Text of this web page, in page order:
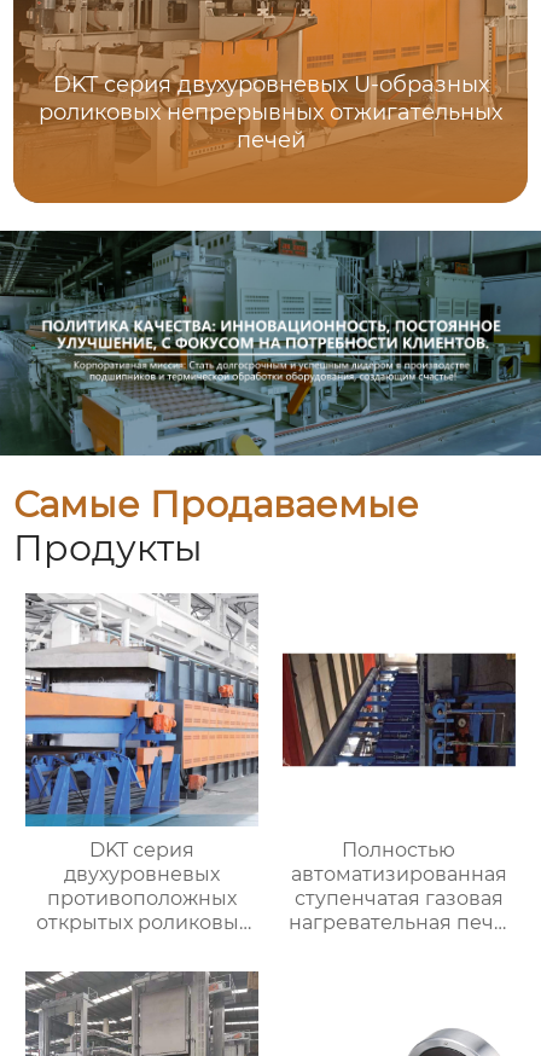
DKT серия двухуровневых U-образных
роликовых непрерывных отжигательных
печей
Самые Продаваемые
Продукты
DKT серия
двухуровневых
противоположных
открытых роликовых
отжигательных печей
Полностью
автоматизированная
ступенчатая газовая
нагревательная печь,
для ковки